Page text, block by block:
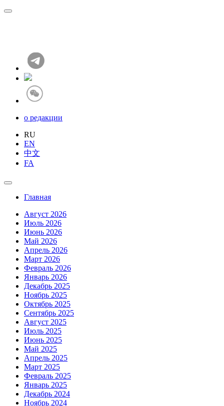
о редакции
RU
EN
中文
FA
Главная
Август 2026
Июль 2026
Июнь 2026
Май 2026
Апрель 2026
Март 2026
Февраль 2026
Январь 2026
Декабрь 2025
Ноябрь 2025
Октябрь 2025
Сентябрь 2025
Август 2025
Июль 2025
Июнь 2025
Май 2025
Апрель 2025
Март 2025
Февраль 2025
Январь 2025
Декабрь 2024
Ноябрь 2024